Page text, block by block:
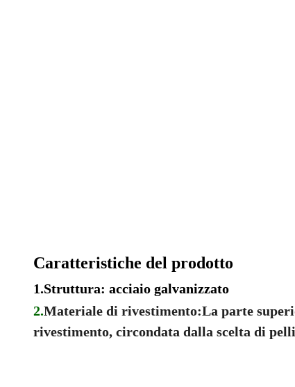
Caratteristiche del prodotto
1.Struttura: acciaio galvanizzato
2.Materiale di rivestimento:La parte
rivestimento, circondata dalla scelta di